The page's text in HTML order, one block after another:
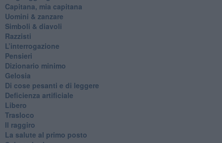
​Capitana, mia capitana
Uomini & zanzare
​Simboli & diavoli
Razzisti
​L’interrogazione
Pensieri
​Dizionario minimo
Gelosia
Di cose pesanti e di leggere
​Deficienza artificiale
Libero
Trasloco
Il raggiro
​La salute al primo posto